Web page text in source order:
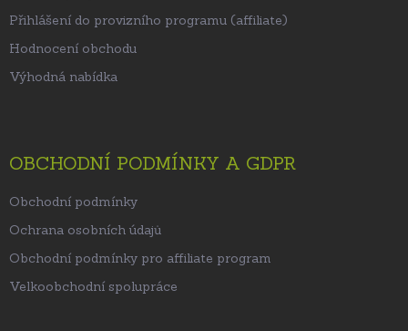
Přihlášení do provizního programu (affiliate)
Hodnocení obchodu
Výhodná nabídka
OBCHODNÍ PODMÍNKY A GDPR
Obchodní podmínky
Ochrana osobních údajů
Obchodní podmínky pro affiliate program
Velkoobchodní spolupráce